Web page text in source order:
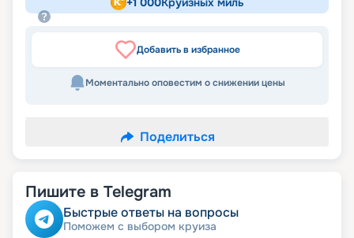
Добавить в избранное
Моментально оповестим о снижении цены
Поделиться
Пишите в Telegram
Быстрые ответы на вопросы
Поможем с выбором круиза